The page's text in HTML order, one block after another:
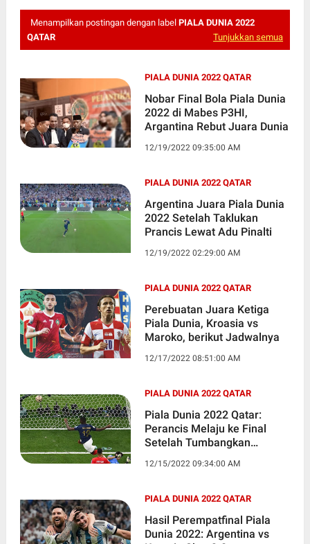
Menampilkan postingan dengan label PIALA DUNIA 2022
QATAR
Tunjukkan semua
PIALA DUNIA 2022 QATAR
Nobar Final Bola Piala Dunia
2022 di Mabes P3HI,
Argantina Rebut Juara Dunia
12/19/2022 09:35:00 AM
PIALA DUNIA 2022 QATAR
Argentina Juara Piala Dunia
2022 Setelah Taklukan
Prancis Lewat Adu Pinalti
12/19/2022 02:29:00 AM
PIALA DUNIA 2022 QATAR
Perebuatan Juara Ketiga
Piala Dunia, Kroasia vs
Maroko, berikut Jadwalnya
12/17/2022 08:51:00 AM
PIALA DUNIA 2022 QATAR
Piala Dunia 2022 Qatar:
Perancis Melaju ke Final
Setelah Tumbangkan
12/15/2022 09:34:00 AM
PIALA DUNIA 2022 QATAR
Hasil Perempatfinal Piala
Dunia 2022: Argentina vs